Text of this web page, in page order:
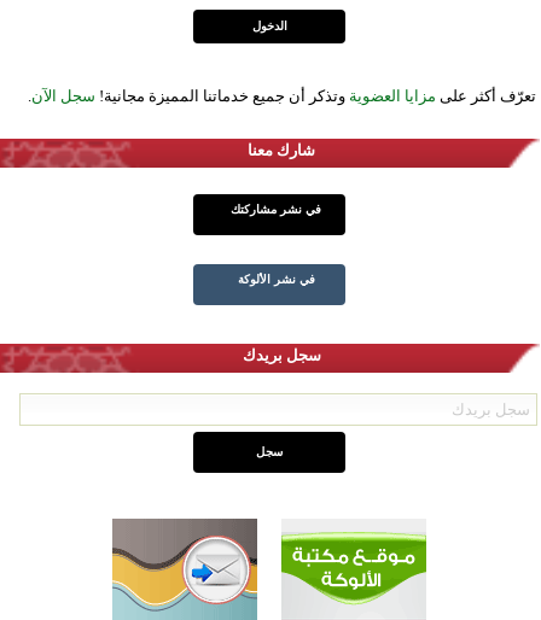
تعرّف أكثر على مزايا العضوية وتذكر أن جميع خدماتنا المميزة مجانية! سجل الآن
شارك معنا
في نشر مشاركتك
في نشر الألوكة
سجل بريدك